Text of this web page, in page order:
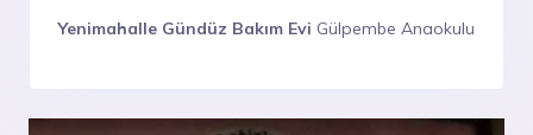
Yenimahalle Gündüz Bakım Evi Gülpembe Anaokulu